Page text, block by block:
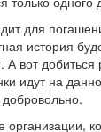
для
история
А вот
идут на